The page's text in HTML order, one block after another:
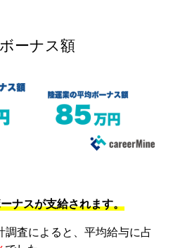
ーナス額
ナスが支給されます。
調査によると、平均給与に占